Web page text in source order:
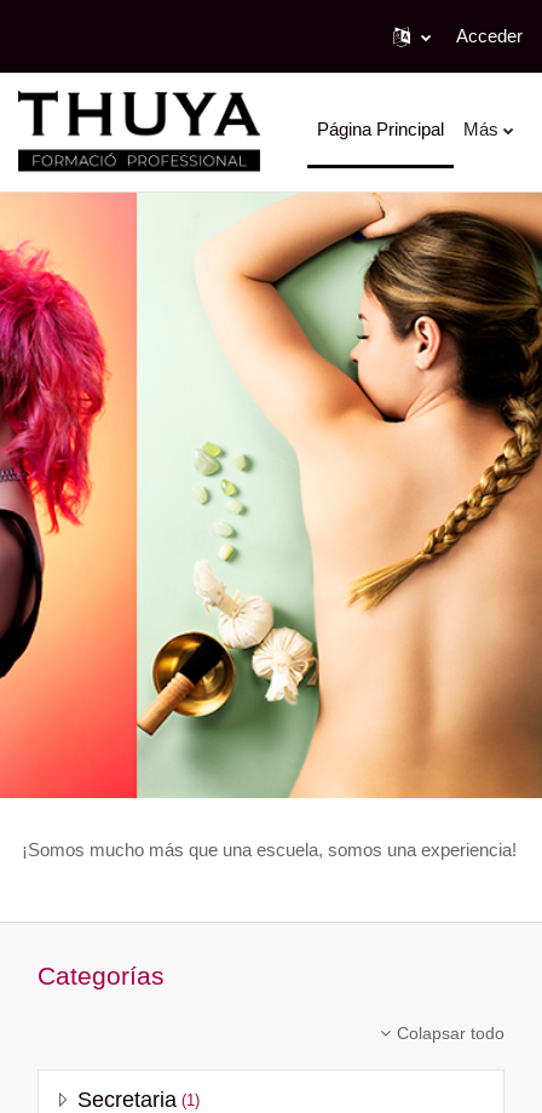
Acceder
Página Principal Más
¡Somos mucho más que una escuela, somos una experiencia!
Categorías
Colapsar todo
Secretaria (1)